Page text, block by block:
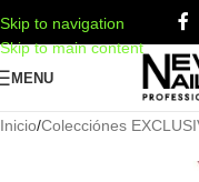
Skip to navigation
Skip to main content
MENU
Inicio/Colecciónes